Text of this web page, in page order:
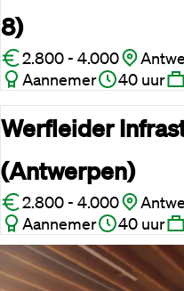
Cookies
ToestemmingDetailsOver
Deze website maakt
8)
2.800 - 4.000
Aannemer
40 uur
Werfleider
(Antwerpen)
2.800 - 4.000
Aannemer
40 uur
Projectleider